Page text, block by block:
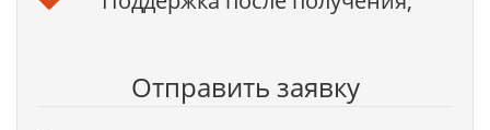
Отправить заявку